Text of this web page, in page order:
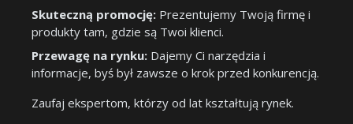
Skuteczną promocję: Prezentujemy Twoją firmę i
produkty tam, gdzie są Twoi klienci.
Przewagę na rynku: Dajemy Ci narzędzia i
informacje, byś był zawsze o krok przed konkurencją.
Zaufaj ekspertom, którzy od lat kształtują rynek.